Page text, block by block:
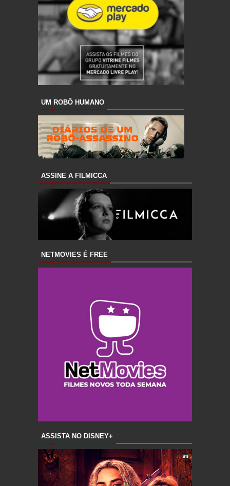
UM ROBÔ HUMANO
ASSINE A FILMICCA
NETMOVIES É FREE
ASSISTA NO DISNEY+